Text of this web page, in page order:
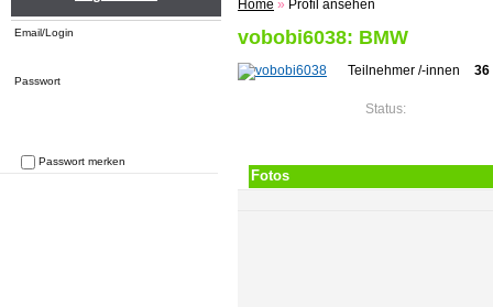
Email/Login
Passwort
Passwort merken
Home » Profil ansehen
vobobi6038: BMW
Teilnehmer /-innen 36
Status:
Fotos